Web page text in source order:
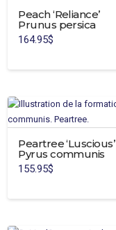
Peach ‘Reliance’
Prunus persica
164.95$
Peartree ‘Luscious’
Pyrus communis
155.95$